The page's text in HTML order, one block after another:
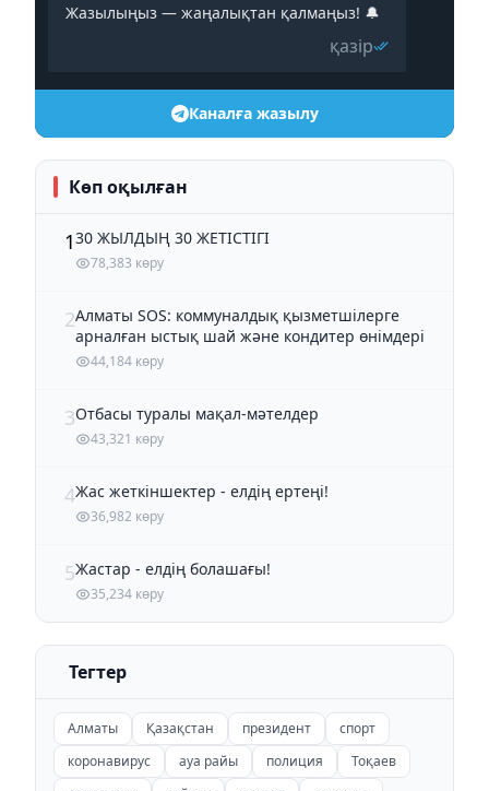
Жазылыңыз — жаңалықтан қалмаңыз! 🔔
қазір
Каналға жазылу
Көп оқылған
130 ЖЫЛДЫҢ 30 ЖЕТІСТІГІ
78,383 көру
2Алматы SOS: коммуналдық қызметшілерге
арналған ыстық шай және кондитер өнімдері
44,184 көру
3Отбасы туралы мақал-мәтелдер
43,321 көру
4Жас жеткіншектер - елдің ертеңі!
36,982 көру
5Жастар - елдің болашағы!
35,234 көру
Тегтер
Алматы Қазақстан президент
спорт
коронавирус
ауа райы полиция
Тоқаев